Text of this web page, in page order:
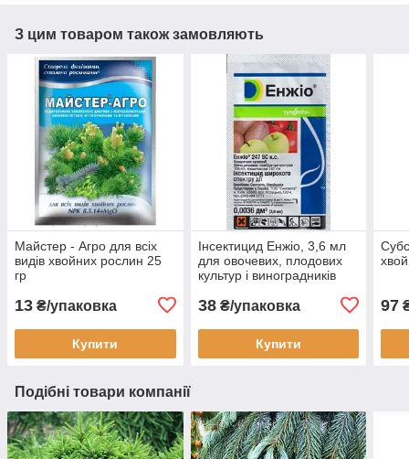
З цим товаром також замовляють
Майстер - Агро для всіх
видів хвойних рослин 25
гр
13 ₴/упаковка
Купити
Інсектицид Енжіо, 3,6 мл
для овочевих, плодових
культур і виноградників
38₴/упаковка
Купити
97
Подібні товари компанії